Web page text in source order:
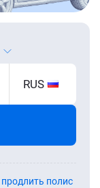
RUS
продлить полис